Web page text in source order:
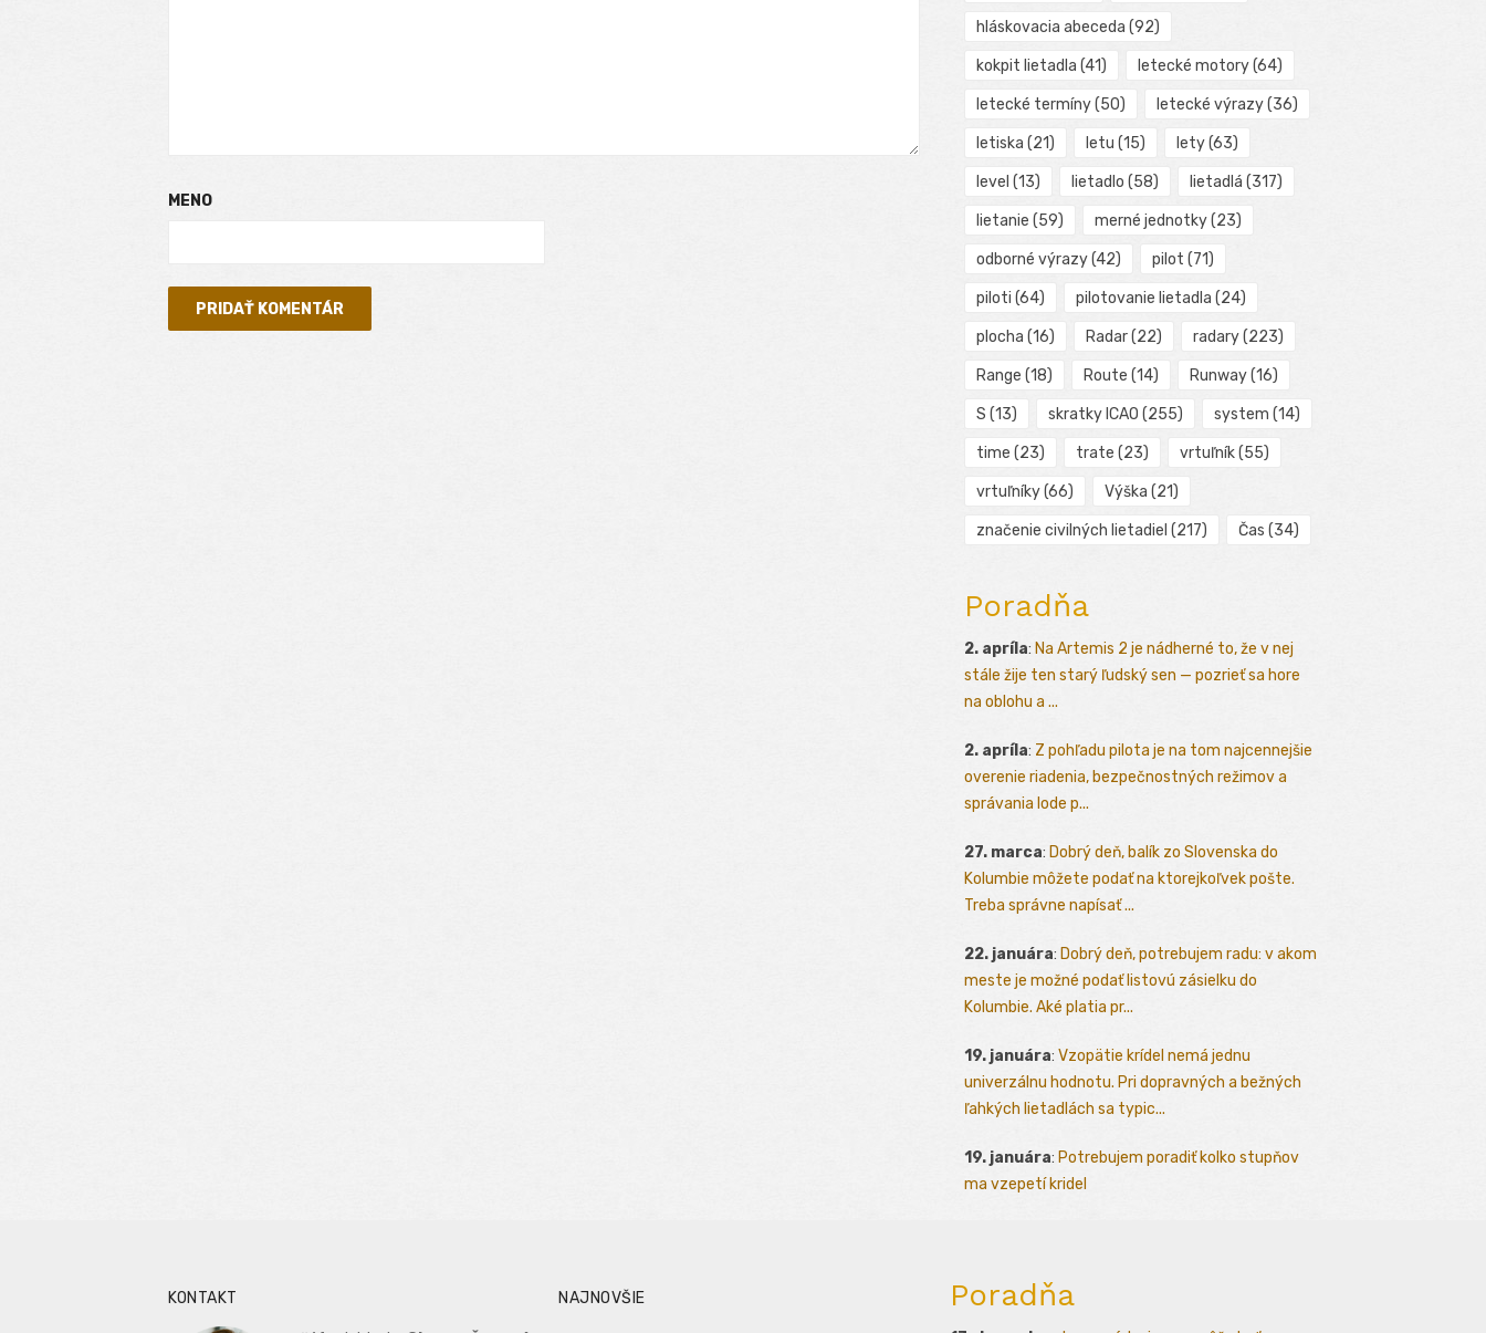
MENO
hláskovacia abeceda (92)
kokpit lietadla (41) letecké motory(64)
letecké termíny(50) letecké výrazy(36)
letiska (21) letu (15) lety(63)
level (13) lietadlo (58) lietadlá (317)
lietanie (59) merné jednotky(23)
odborné výrazy(42) pilot (71)
piloti (64) pilotovanie lietadla (24)
plocha (16) Radar(22) radary(223)
Range (18) Route (14) Runway(16)
S (13) skratky ICAO (255) system (14)
time (23) trate (23) vrtuľník(55)
vrtuľníky(66) Výška (21)
značenie civilných lietadiel (217) Čas (34)
Poradňa
2. apríla: Na Artemis 2 je nádherné to, že v nej
stále žije ten starý ľudský sen — pozrieť sa hore
na oblohu a ...
2. apríla: Z pohľadu pilota je na tom najcennejšie
overenie riadenia, bezpečnostných režimov a
správania lode p...
27. marca: Dobrý deň, balík zo Slovenska do
Kolumbie môžete podať na ktorejkoľvek pošte.
Treba správne napísať ...
22. januára: Dobrý deň, potrebujem radu: v akom
meste je možné podať listovú zásielku do
Kolumbie. Aké platia pr...
19. januára: Vzopätie krídel nemá jednu
univerzálnu hodnotu. Pri dopravných a bežných
ľahkých lietadlách sa typic...
19. januára: Potrebujem poradiť kolko stupňov
ma vzepetí kridel
KONTAKT NAJNOVŠIE Poradňa